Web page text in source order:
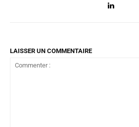
LAISSER UN COMMENTAIRE